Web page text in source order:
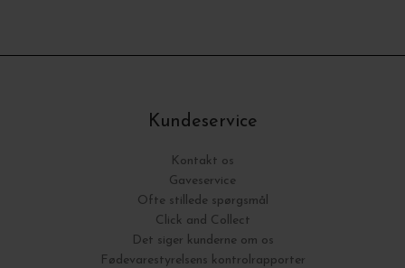
Kundeservice
Kontakt os
Gaveservice
Ofte stillede spørgsmål
Click and Collect
Det siger kunderne om os
Fødevarestyrelsens kontrolrapporter